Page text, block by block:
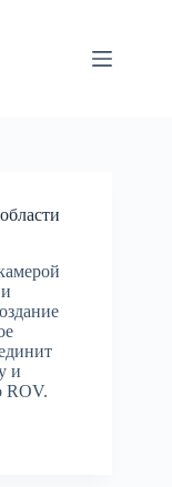
и
ROV.